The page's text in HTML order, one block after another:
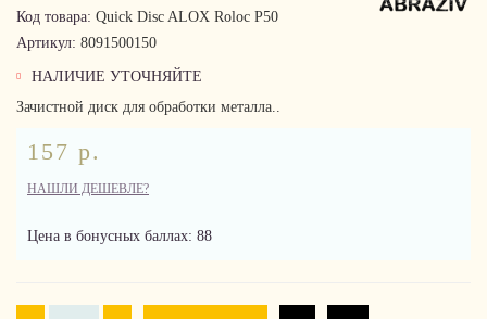
Код товара: Quick Disc ALOX Roloc P50
Артикул: 8091500150
НАЛИЧИЕ УТОЧНЯЙТЕ
Зачистной диск для обработки металла..
157 р.
НАШЛИ ДЕШЕВЛЕ?
Цена в бонусных баллах: 88